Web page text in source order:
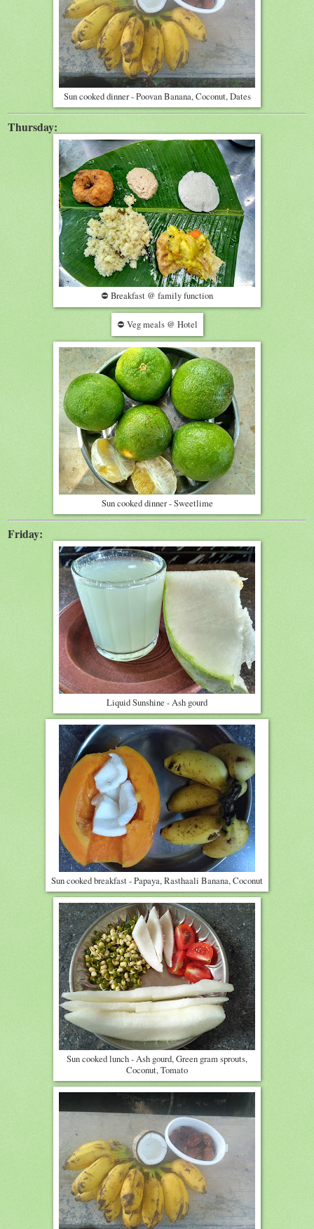
Sun cooked dinner - Poovan Banana, Coconut, Dates
Thursday:
⛔ Breakfast @ family function
⛔ Veg meals @ Hotel
Sun cooked dinner - Sweetlime
Friday:
Liquid Sunshine - Ash gourd
Sun cooked breakfast - Papaya, Rasthaali Banana, Coconut
Sun cooked lunch - Ash gourd, Green gram sprouts,
Coconut, Tomato